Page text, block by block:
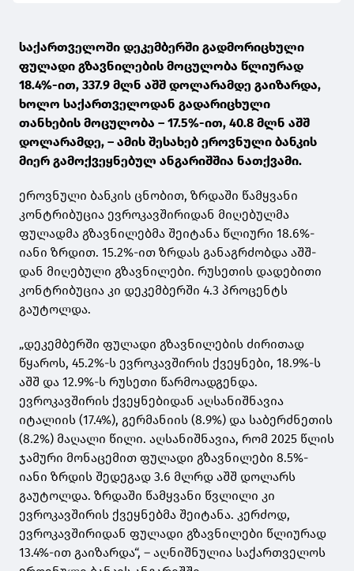
საქართველოში დეკემბერში გადმორიცხული
ფულადი გზავნილების მოცულობა წლიურად
18.4%-ით, 337.9 მლნ აშშ დოლარამდე გაიზარდა,
ხოლო საქართველოდან გადარიცხული
თანხების მოცულობა – 17.5%-ით, 40.8 მლნ აშშ
დოლარამდე, – ამის შესახებ ეროვნული ბანკის
მიერ გამოქვეყნებულ ანგარიშშია ნათქვამი.
ეროვნული ბანკის ცნობით, ზრდაში წამყვანი
კონტრიბუცია ევროკავშირიდან მიღებულმა
ფულადმა გზავნილებმა შეიტანა წლიური 18.6%-
იანი ზრდით. 15.2%-ით ზრდას განაგრძობდა აშშ-
დან მიღებული გზავნილები. რუსეთის დადებითი
კონტრიბუცია კი დეკემბერში 4.3 პროცენტს
გაუტოლდა.
„დეკემბერში ფულადი გზავნილების ძირითად
წყაროს, 45.2%-ს ევროკავშირის ქვეყნები, 18.9%-ს
აშშ და 12.9%-ს რუსეთი წარმოადგენდა.
ევროკავშირის ქვეყნებიდან აღსანიშნავია
იტალიის (17.4%), გერმანიის (8.9%) და საბერძნეთის
(8.2%) მაღალი წილი. აღსანიშნავია, რომ 2025 წლის
ჯამური მონაცემით ფულადი გზავნილები 8.5%-
იანი ზრდის შედეგად 3.6 მლრდ აშშ დოლარს
გაუტოლდა. ზრდაში წამყვანი წვლილი კი
ევროკავშირის ქვეყნებმა შეიტანა. კერძოდ,
ევროკავშირიდან ფულადი გზავნილები წლიურად
13.4%-ით გაიზარდა“, – აღნიშნულია საქართველოს